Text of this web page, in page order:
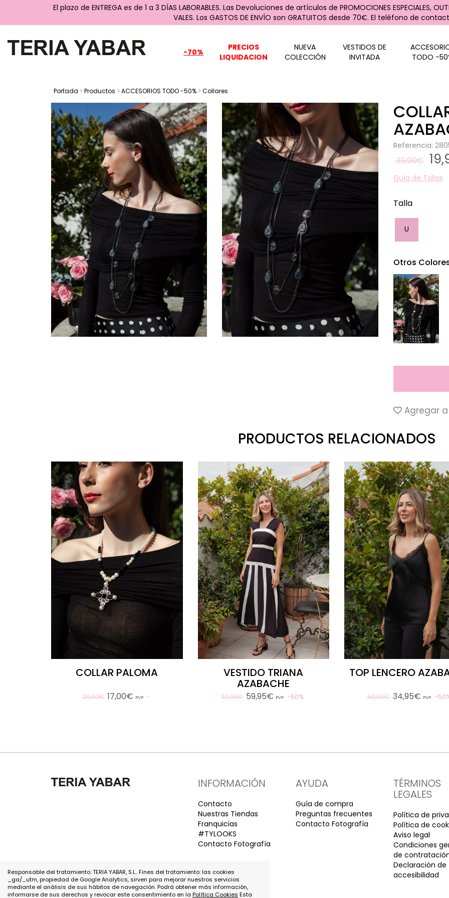
El plazo de ENTREGA es de 1 a 3 DÍAS LABORABLES. Las Devoluciones de artículos de PROMOCIONES ESPECIALES,
VALES. Los GASTOS DE ENVÍO son GRATUITOS desde 70€. El teléfono de
-70%
PRECIOS
LIQUIDACION
NUEVA
COLECCIÓN
VESTIDOS DE
INVITADA
TODO -
Portada > Productos > ACCESORIOS TODO -50% > Collares
Referencia:
39,90€
Guía de Tallas
Talla
U
Otros
Agregar
PRODUCTOS RELACIONADOS
COLLAR PALOMA
29,90€ 17,00€ PVP
VESTIDO TRIANA
AZABACHE
119,90€ 59,95€ PVP 50%
TOP LENCERO
69,90€ 34,95€ PVP
INFORMACIÓN
Contacto
Nuestras Tiendas
Franquicias
#TYLOOKS
Contacto Fotografía
AYUDA
Guía de compra
Preguntas frecuentes
Contacto Fotografía
TÉRMINOS
LEGALES
Política de
Política de
Aviso legal
Condiciones
de
Declaración de
accesibilidad
Responsable del tratamiento: TERIA YABAR, S.L.. Fines del tratamiento: las cookies
_ga/_utm, propiedad de Google Analytics, sirven para mejorar nuestros servicios
mediante el análisis de sus hábitos de navegación. Podrá obtener más información,
informarse de sus derechos y revocar este consentimiento en la Política Cookies Esta